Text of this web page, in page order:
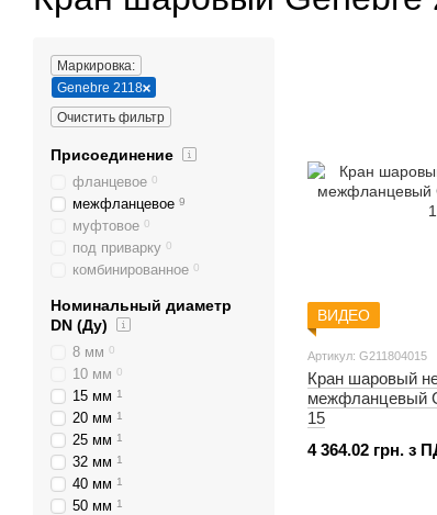
ВИДЕО
Артикул: G211804015
Кран шаровый
межфланцевый
15
4 364.02 грн. з
Маркировка:
Genebre 2118
Очистить фильтр
Присоединение
фланцевое 0
межфланцевое 9
муфтовое 0
под приварку 0
комбинированное 0
Номинальный диаметр
DN (Ду)
8 мм 0
10 мм 0
15 мм 1
20 мм 1
25 мм 1
32 мм 1
40 мм 1
50 мм 1